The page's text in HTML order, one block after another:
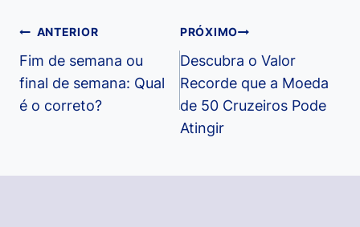
Navegação
de
Post
ANTERIOR
Fim de semana ou
final de semana: Qual
é o correto?
PRÓXIMO
Descubra o Valor
Recorde que a Moeda
de 50 Cruzeiros Pode
Atingir